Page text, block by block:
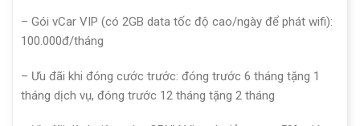
– Gói vCar VIP (có 2GB data tốc độ cao/ngày để phát wifi):
100.000đ/tháng
– Ưu đãi khi đóng cước trước: đóng trước 6 tháng tặng 1
tháng dịch vụ, đóng trước 12 tháng tặng 2 tháng